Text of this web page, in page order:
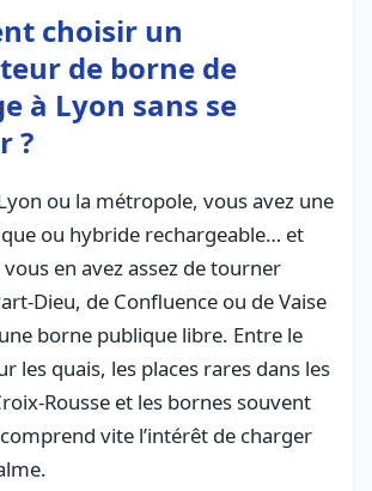
choisir un
de borne de
à Lyon sans se
?
ou la métropole, vous avez une
ou hybride rechargeable… et
en avez assez de tourner
Dieu, de Confluence ou de Vaise
borne publique libre. Entre le
les quais, les places rares dans les
Rousse et les bornes souvent
vite l’intérêt de charger